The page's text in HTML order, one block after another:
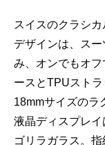
スイスのクラシ
デザインは、ス
み、オンでもオ
ースとTPUスト
18mmサイズのラ
液晶ディスプレ
ゴリラガラス。